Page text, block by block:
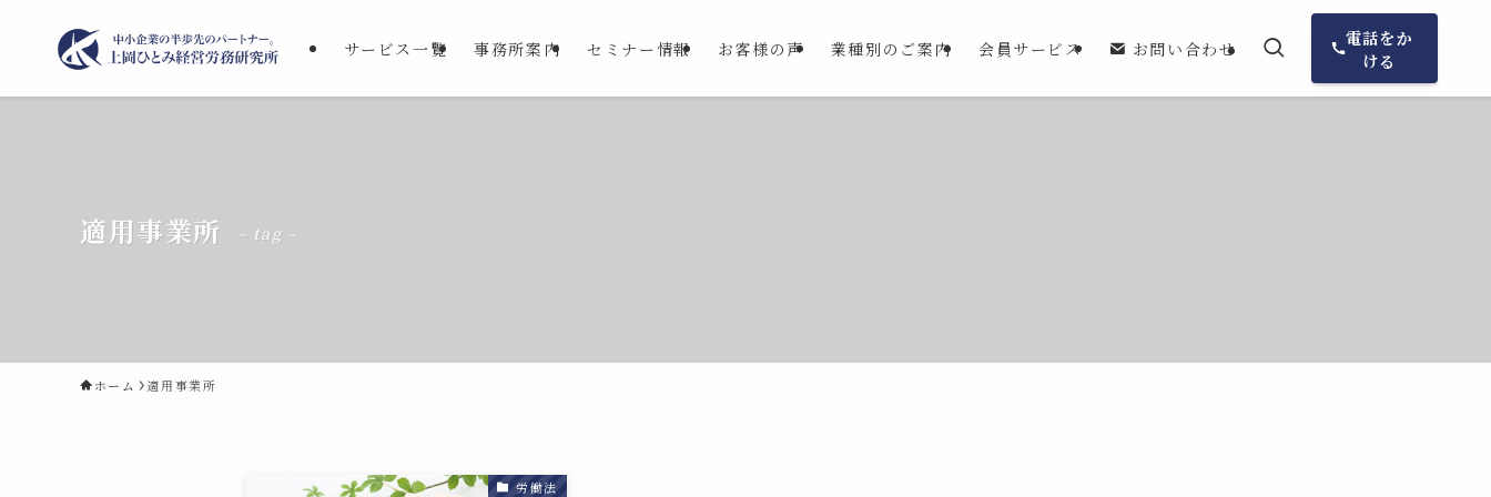
サービス一覧 事務所案内 セミナー情報 お客様の声 業種別のご案内 会員サービス お問い合わせ
電話をか
ける
適用事業所 – tag –
ホーム 適用事業所
労働法